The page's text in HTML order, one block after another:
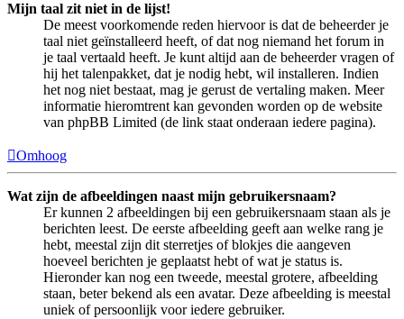
Mijn taal zit niet in de lijst!
De meest voorkomende reden hiervoor is dat de beheerder je
taal niet geïnstalleerd heeft, of dat nog niemand het forum in
je taal vertaald heeft. Je kunt altijd aan de beheerder vragen of
hij het talenpakket, dat je nodig hebt, wil installeren. Indien
het nog niet bestaat, mag je gerust de vertaling maken. Meer
informatie hieromtrent kan gevonden worden op de website
van phpBB Limited (de link staat onderaan iedere pagina).
Omhoog
Wat zijn de afbeeldingen naast mijn gebruikersnaam?
Er kunnen 2 afbeeldingen bij een gebruikersnaam staan als je
berichten leest. De eerste afbeelding geeft aan welke rang je
hebt, meestal zijn dit sterretjes of blokjes die aangeven
hoeveel berichten je geplaatst hebt of wat je status is.
Hieronder kan nog een tweede, meestal grotere, afbeelding
staan, beter bekend als een avatar. Deze afbeelding is meestal
uniek of persoonlijk voor iedere gebruiker.